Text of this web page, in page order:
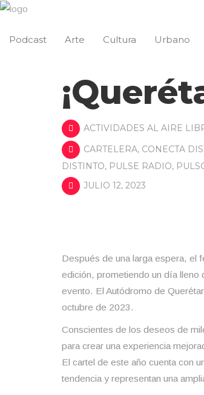
Podcast Arte Cultura Urbano
ACTIVIDADES AL AIRE
CARTELERA, CONECTA
DISTINTO, PULSE RADIO,
JULIO 12, 2023
Después de una larga espera, el
edición, prometiendo un día lleno
evento. El Autódromo de
octubre de 2023.
Conscientes de los deseos de
para crear una experiencia
El cartel de este año cuenta con
tendencia y representan una